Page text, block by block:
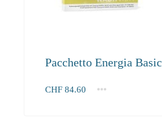
Pacchetto Energia Basic
CHF 84.60
1+